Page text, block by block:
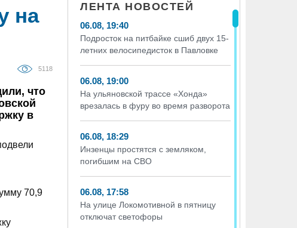
на
5118
что
в
70,9
ЛЕНТА НОВОСТЕЙ
06.08, 19:40
Подросток на питбайке сшиб двух 15-
летних велосипедисток в Павловке
06.08, 19:00
На ульяновской трассе «Хонда»
врезалась в фуру во время разворота
06.08, 18:29
Инзенцы простятся с земляком,
погибшим на СВО
06.08, 17:58
На улице Локомотивной в пятницу
отключат светофоры